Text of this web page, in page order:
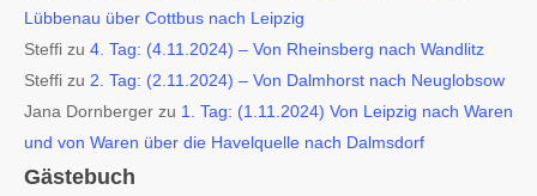
Lübbenau über Cottbus nach Leipzig
Steffi zu 4. Tag: (4.11.2024) – Von Rheinsberg nach Wandlitz
Steffi zu 2. Tag: (2.11.2024) – Von Dalmhorst nach Neuglobsow
Jana Dornberger zu 1. Tag: (1.11.2024) Von Leipzig nach Waren
und von Waren über die Havelquelle nach Dalmsdorf
Gästebuch